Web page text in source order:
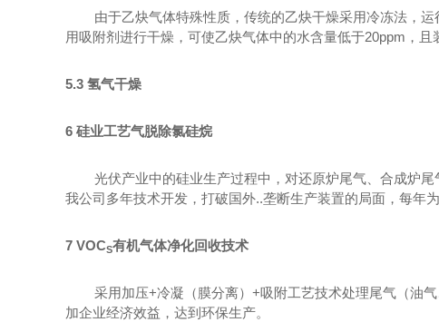
由于乙炔气体特殊性质，传统的乙炔干燥采用冷冻法，
用吸附剂进行干燥，可使乙炔气体中的水含量低于20ppm ，
5.3 氢气干燥
6 硅业工艺气脱除氯硅烷
光伏产业中的硅业生产过程中，对还原炉尾气、合成炉
我公司多年技术开发，打破国外..垄断生产装置的局面，每年
7 VOCS有机气体净化回收技术
采用加压+冷凝（膜分离） +吸附工艺技术处理尾气（油
加企业经济效益，达到环保生产。